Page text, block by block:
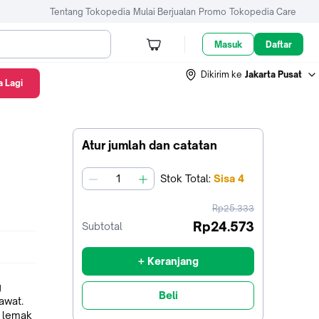
Tentang Tokopedia Mulai Berjualan Promo Tokopedia Care
Masuk Daftar
Dikirim ke Jakarta Pusat
Atur jumlah dan catatan
jumlah Stok Total: Sisa 4
harga
sebelum
Rp25.333
Subtotal Rp24.573
+ Keranjang
Beli
lemak
Lagi